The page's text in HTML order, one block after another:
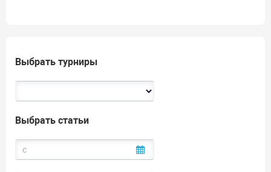
Выбрать турниры
Выбрать статьи